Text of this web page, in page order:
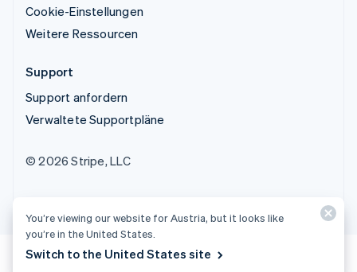
Cookie-Einstellungen
Weitere Ressourcen
Support
Support anfordern
Verwaltete Supportpläne
© 2026 Stripe, LLC
You’re viewing our website for Austria, but it looks like
you’re in the United States.
Switch to the United States site